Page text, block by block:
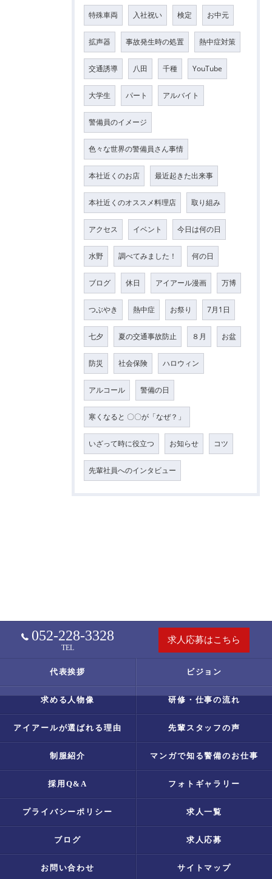
特殊車両 入社祝い 検定 お中元
拡声器 事故発生時の処置 熱中症対策
交通誘導 八田 千種 YouTube
大学生 パート アルバイト
警備員のイメージ
色々な世界の警備員さん事情
本社近くのお店 最近起きた出来事
本社近くのオススメ料理店 取り組み
アクセス イベント 今日は何の日
水野 調べてみました！ 何の日
ブログ 休日 アイアール漫画 万博
つぶやき 熱中症 お祭り 7月1日
七夕 夏の交通事故防止 ８月 お盆
防災 社会保険 ハロウィン
アルコール 警備の日
寒くなると 〇〇が「なぜ？」
いざって時に役立つ お知らせ コツ
先輩社員へのインタビュー
052-228-3328
TEL
求人応募はこちら
代表挨拶 ビジョン
求める人物像 研修・仕事の流れ
アイアールが選ばれる理由 先輩スタッフの声
制服紹介 マンガで知る警備のお仕事
採用Q&A フォトギャラリー
プライバシーポリシー 求人一覧
ブログ 求人応募
お問い合わせ サイトマップ